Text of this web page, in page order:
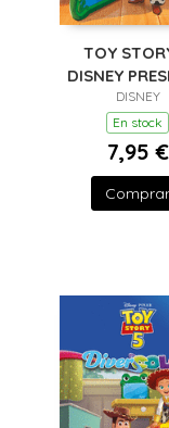
TOY
DISNEY
DISNEY
En stock
7,95 €
Comprar